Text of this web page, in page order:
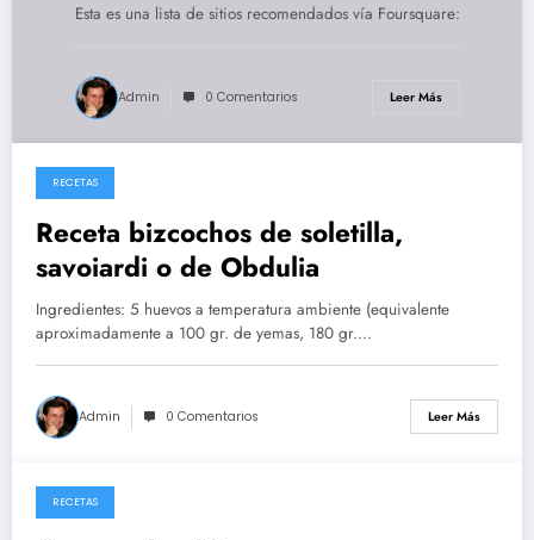
Esta es una lista de sitios recomendados vía Foursquare:
Admin 0 Comentarios Leer Más
26/05/2026
RECETAS
Receta bizcochos de soletilla,
savoiardi o de Obdulia
Ingredientes: 5 huevos a temperatura ambiente (equivalente
aproximadamente a 100 gr. de yemas, 180 gr.…
Admin 0 Comentarios Leer Más
14/05/2026
RECETAS